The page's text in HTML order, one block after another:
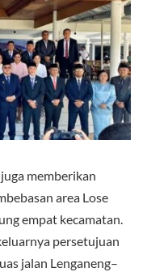
memberikan
area Lose
empat kecamatan.
persetujuan
jalan Lenganeng–